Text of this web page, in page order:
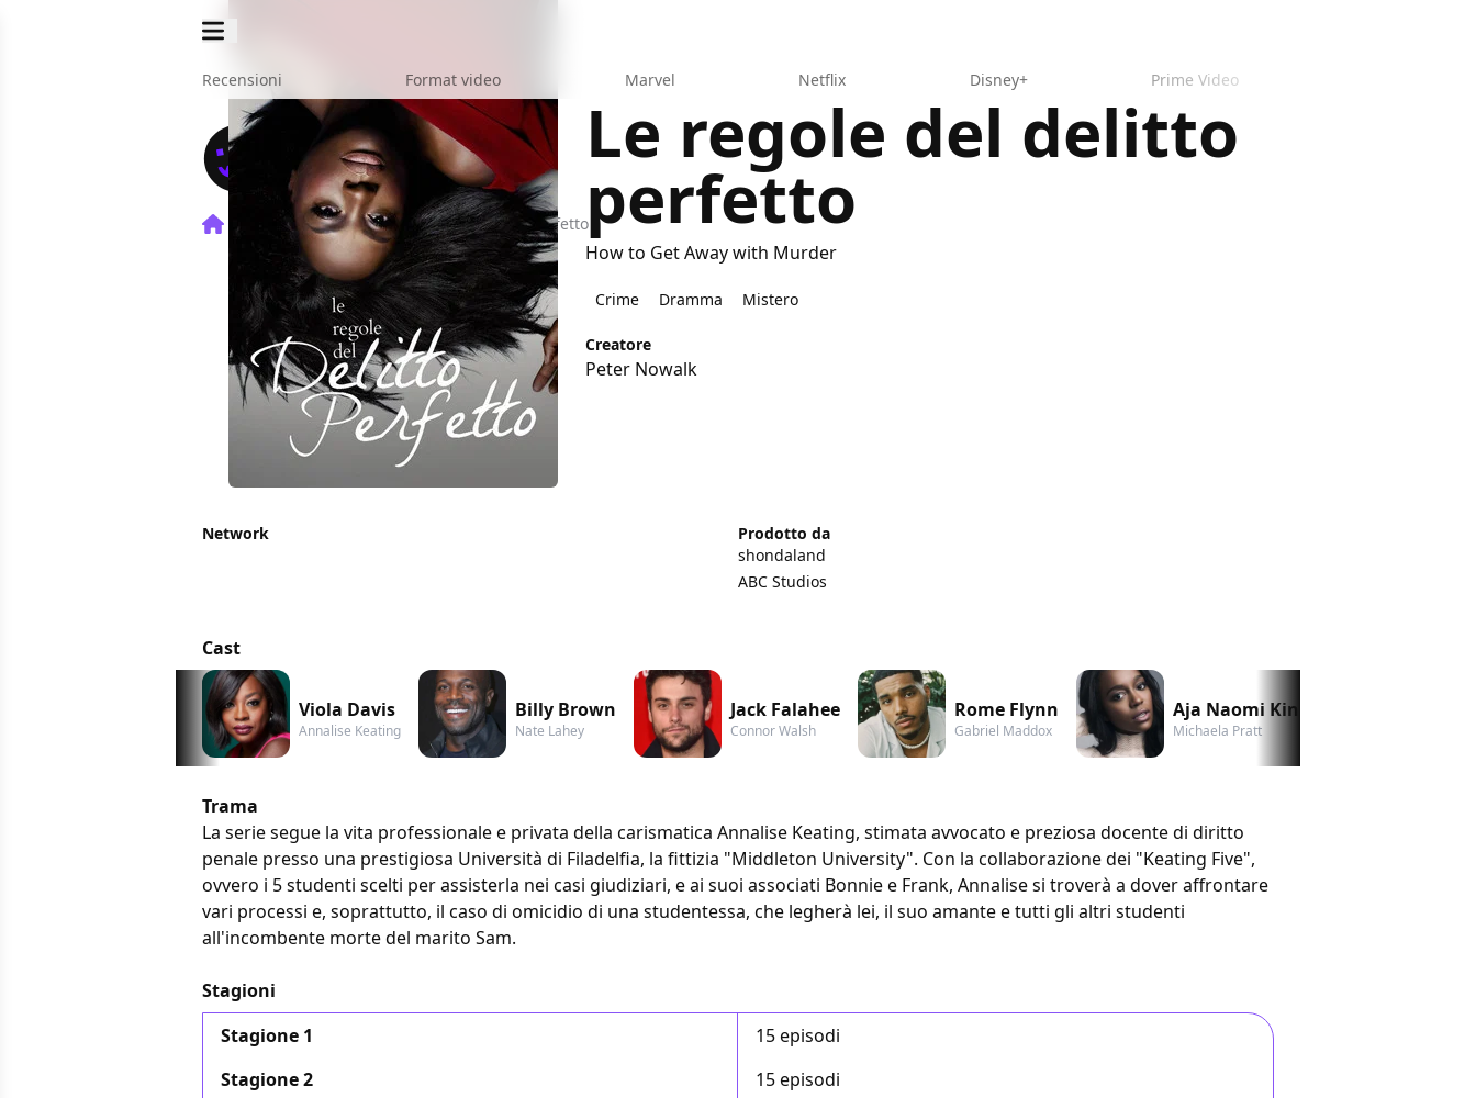
Recensioni Format video Marvel Netflix Disney+ Prime Video
Home TV Le Regole del Delitto Perfetto
Le regole del delitto
perfetto
How to Get Away with Murder
Crime Dramma Mistero
Creatore
Peter Nowalk
Network
Prodotto da
shondaland
ABC Studios
Cast
Viola Davis
Annalise Keating
Billy Brown
Nate Lahey
Jack Falahee
Connor Walsh
Rome Flynn
Gabriel Maddox
Aja Naomi King
Michaela Pratt
Trama
La serie segue la vita professionale e privata della carismatica Annalise Keating, stimata avvocato e preziosa docente di diritto
penale presso una prestigiosa Università di Filadelfia, la fittizia "Middleton University". Con la collaborazione dei "Keating Five",
ovvero i 5 studenti scelti per assisterla nei casi giudiziari, e ai suoi associati Bonnie e Frank, Annalise si troverà a dover affrontare
vari processi e, soprattutto, il caso di omicidio di una studentessa, che legherà lei, il suo amante e tutti gli altri studenti
all'incombente morte del marito Sam.
Stagioni
Stagione 1
15 episodi
Stagione 2
15 episodi